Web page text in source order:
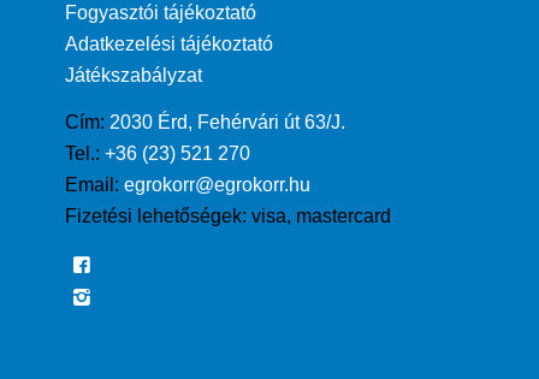
Fogyasztói tájékoztató
Adatkezelési tájékoztató
Játékszabályzat
Cím: 2030 Érd, Fehérvári út 63/J.
Tel.: +36 (23) 521 270
Email: egrokorr@egrokorr.hu
Fizetési lehetőségek: visa, mastercard